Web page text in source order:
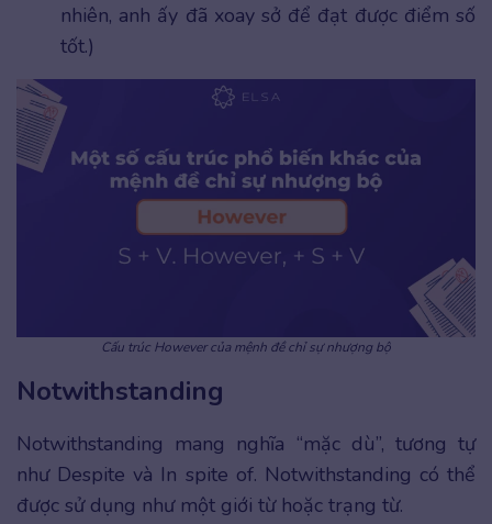
nhiên, anh ấy đã xoay sở để đạt được điểm số
tốt.)
Cấu trúc However của mệnh đề chỉ sự nhượng bộ
Notwithstanding
Notwithstanding mang nghĩa “mặc dù”, tương tự
như Despite và In spite of. Notwithstanding có thể
được sử dụng như một giới từ hoặc trạng từ.